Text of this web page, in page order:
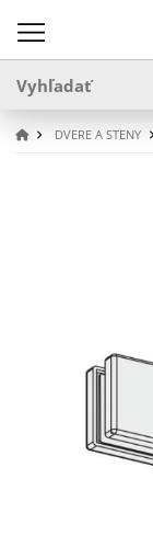
DVERE A STENY